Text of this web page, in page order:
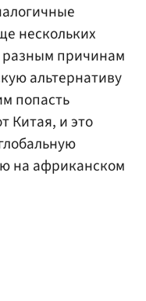
нескольких
разным причинам
альтернативу
попасть
Китая, и это
на африканском